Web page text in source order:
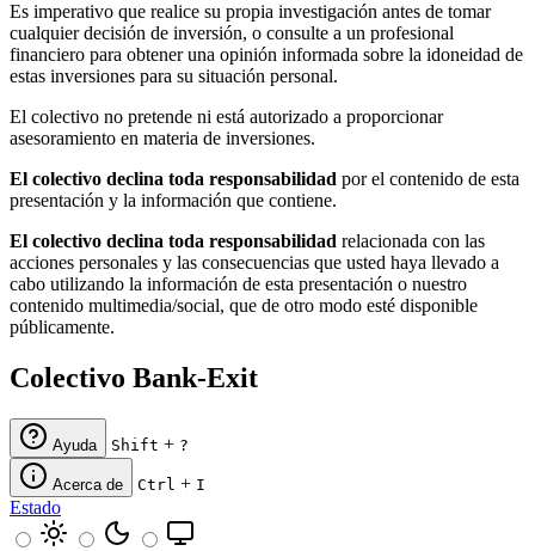
Es imperativo que realice su propia investigación antes de tomar
cualquier decisión de inversión, o consulte a un profesional
financiero para obtener una opinión informada sobre la idoneidad de
estas inversiones para su situación personal.
El colectivo no pretende ni está autorizado a proporcionar
asesoramiento en materia de inversiones.
El colectivo declina toda responsabilidad por el contenido de esta
presentación y la información que contiene.
El colectivo declina toda responsabilidad relacionada con las
acciones personales y las consecuencias que usted haya llevado a
cabo utilizando la información de esta presentación o nuestro
contenido multimedia/social, que de otro modo esté disponible
públicamente.
Colectivo Bank-Exit
Ayuda Shift + ?
Acerca de Ctrl + I
Estado